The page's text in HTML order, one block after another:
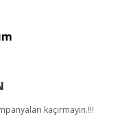
kaçırmayın.!!!